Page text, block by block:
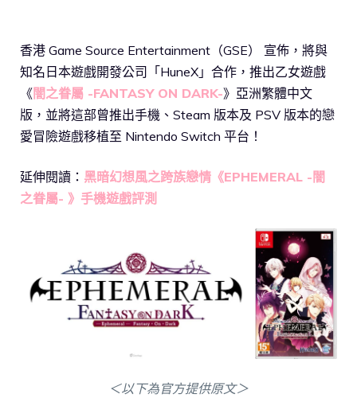
香港 Game Source Entertainment（GSE） 宣佈，將與
知名日本遊戲開發公司「HuneX」合作，推出乙女遊戲
《闇之眷屬 -FANTASY ON DARK-》亞洲繁體中文
版，並將這部曾推出手機、Steam 版本及 PSV 版本的戀
愛冒險遊戲移植至 Nintendo Switch 平台！
延伸閱讀： 黑暗幻想風之跨族戀情《EPHEMERAL -闇
之眷屬- 》手機遊戲評測
＜以下為官方提供原文＞